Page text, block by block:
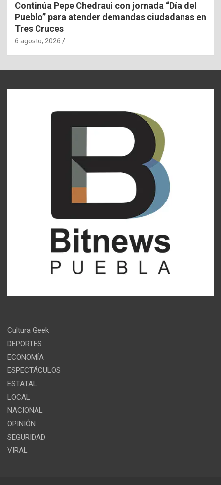
Continúa Pepe Chedraui con jornada “Día del
Pueblo” para atender demandas ciudadanas en
Tres Cruces
6 agosto, 2026
Cultura Geek
DEPORTES
ECONOMÍA
ESPECTÁCULOS
ESTATAL
LOCAL
NACIONAL
OPINIÓN
SEGURIDAD
VIRAL